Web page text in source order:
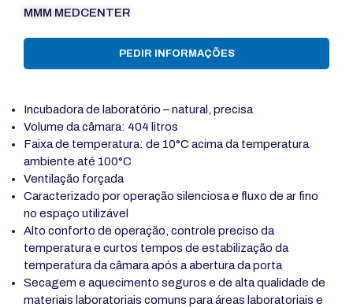
MMM MEDCENTER
PEDIR INFORMAÇÕES
Incubadora de laboratório – natural, precisa
Volume da câmara: 404 litros
Faixa de temperatura: de 10°C acima da temperatura
ambiente até 100°C
Ventilação forçada
Caracterizado por operação silenciosa e fluxo de ar fino
no espaço utilizável
Alto conforto de operação, controle preciso da
temperatura e curtos tempos de estabilização da
temperatura da câmara após a abertura da porta
Secagem e aquecimento seguros e de alta qualidade de
materiais laboratoriais comuns para áreas laboratoriais e